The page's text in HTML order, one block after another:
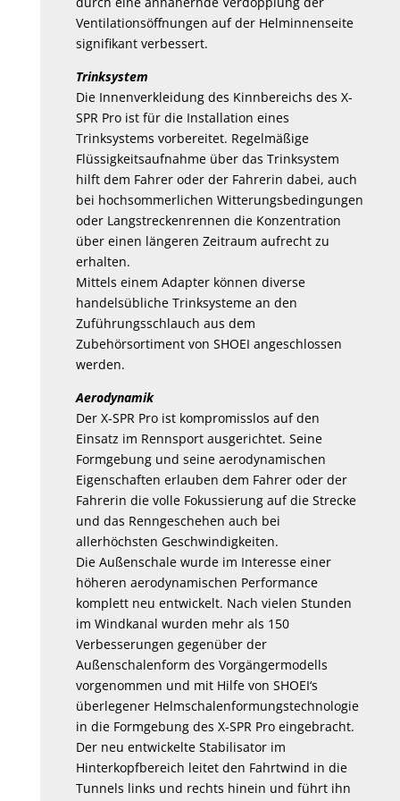
Ventilationsöffnungen auf der Helminnenseite
signifikant verbessert.
Trinksystem
Die Innenverkleidung des Kinnbereichs des X-
SPR Pro ist für die Installation eines
Trinksystems vorbereitet. Regelmäßige
Flüssigkeitsaufnahme über das Trinksystem
hilft dem Fahrer oder der Fahrerin dabei, auch
bei hochsommerlichen Witterungsbedingungen
oder Langstreckenrennen die Konzentration
über einen längeren Zeitraum aufrecht zu
erhalten.
Mittels einem Adapter können diverse
handelsübliche Trinksysteme an den
Zuführungsschlauch aus dem
Zubehörsortiment von SHOEI angeschlossen
werden.
Aerodynamik
Der X-SPR Pro ist kompromisslos auf den
Einsatz im Rennsport ausgerichtet. Seine
Formgebung und seine aerodynamischen
Eigenschaften erlauben dem Fahrer oder der
Fahrerin die volle Fokussierung auf die Strecke
und das Renngeschehen auch bei
allerhöchsten Geschwindigkeiten.
Die Außenschale wurde im Interesse einer
höheren aerodynamischen Performance
komplett neu entwickelt. Nach vielen Stunden
im Windkanal wurden mehr als 150
Verbesserungen gegenüber der
Außenschalenform des Vorgängermodells
vorgenommen und mit Hilfe von SHOEI‘s
überlegener Helmschalenformungstechnologie
in die Formgebung des X-SPR Pro eingebracht.
Der neu entwickelte Stabilisator im
Hinterkopfbereich leitet den Fahrtwind in die
Tunnels links und rechts hinein und führt ihn